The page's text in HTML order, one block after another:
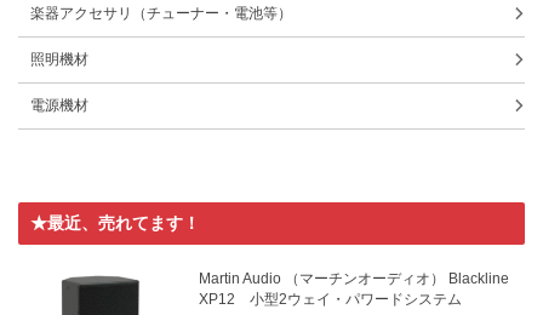
楽器アクセサリ（チューナー・電池等）
照明機材
電源機材
★最近、売れてます！
Martin Audio （マーチンオーディオ） Blackline
XP12 小型2ウェイ・パワードシステム